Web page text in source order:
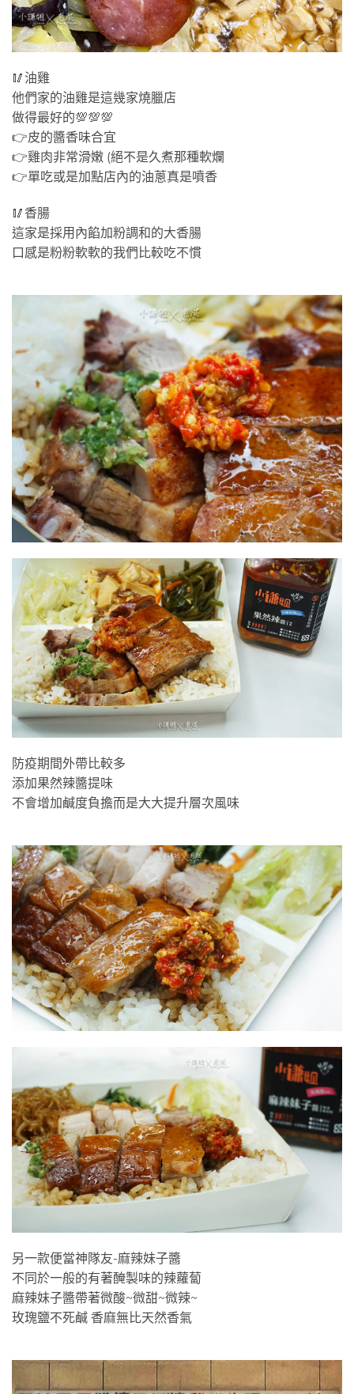
🥢油雞
他們家的油雞是這幾家燒臘店
做得最好的💯💯💯
👉皮的醬香味合宜
👉雞肉非常滑嫩 (絕不是久煮那種軟爛
👉單吃或是加點店內的油蔥真是噴香
🥢香腸
這家是採用內餡加粉調和的大香腸
口感是粉粉軟軟的我們比較吃不慣
防疫期間外帶比較多
添加果然辣醬提味
不會增加鹹度負擔而是大大提升層次風味
另一款便當神隊友-麻辣妹子醬
不同於一般的有著醃製味的辣蘿蔔
麻辣妹子醬帶著微酸~微甜~微辣~
玫瑰鹽不死鹹 香麻無比天然香氣